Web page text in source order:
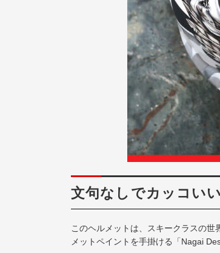
文句なしでカッコい
このヘルメットは、スキークラスの
メットペイントを手掛ける「Nagai